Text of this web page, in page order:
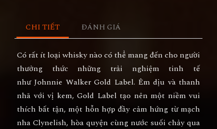
CHI TIẾT ĐÁNH GIÁ
Có rất ít loại whisky nào có thể mang đến cho người
thưởng thức những trải nghiệm tinh tế
như Johnnie Walker Gold Label. Êm dịu và thanh
nhã với vị kem, Gold Label tạo nên một niềm vui
thích bất tận, một hỗn hợp đầy cảm hứng từ mạch
nha Clynelish, hòa quyện cùng nước suối chảy qua